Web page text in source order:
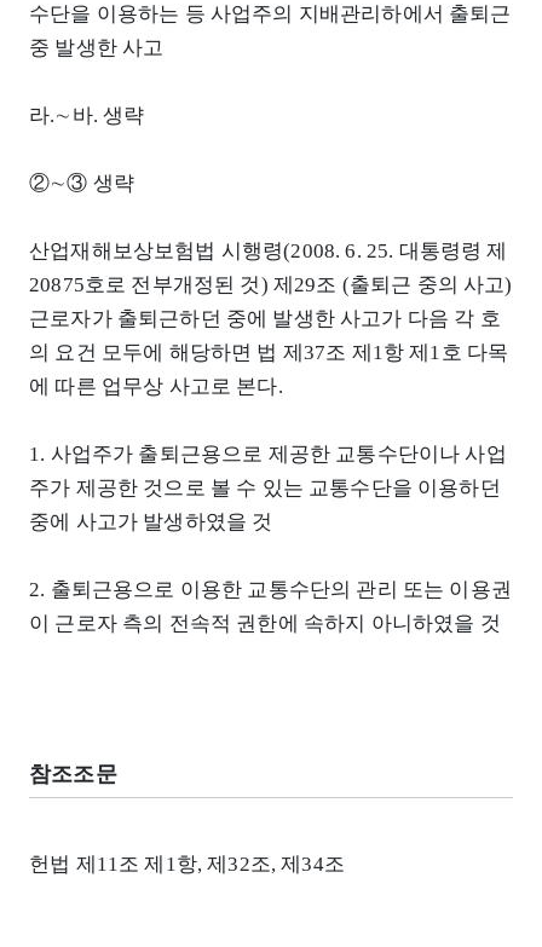
수단을 이용하는 등 사업주의 지배관리하에서 출퇴근
중 발생한 사고
라.∼바. 생략
②∼③ 생략
산업재해보상보험법 시행령(2008. 6. 25. 대통령령 제
20875호로 전부개정된 것) 제29조 (출퇴근 중의 사고)
근로자가 출퇴근하던 중에 발생한 사고가 다음 각 호
의 요건 모두에 해당하면 법 제37조 제1항 제1호 다목
에 따른 업무상 사고로 본다.
1. 사업주가 출퇴근용으로 제공한 교통수단이나 사업
주가 제공한 것으로 볼 수 있는 교통수단을 이용하던
중에 사고가 발생하였을 것
2. 출퇴근용으로 이용한 교통수단의 관리 또는 이용권
이 근로자 측의 전속적 권한에 속하지 아니하였을 것
참조조문
헌법 제11조 제1항, 제32조, 제34조